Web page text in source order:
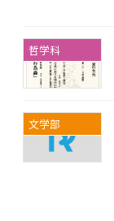
哲学科
文学部